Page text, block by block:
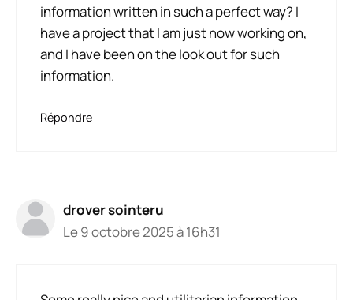
information written in such a perfect way? I
have a project that I am just now working on,
and I have been on the look out for such
information.
Répondre
drover sointeru
Le 9 octobre 2025 à 16h31